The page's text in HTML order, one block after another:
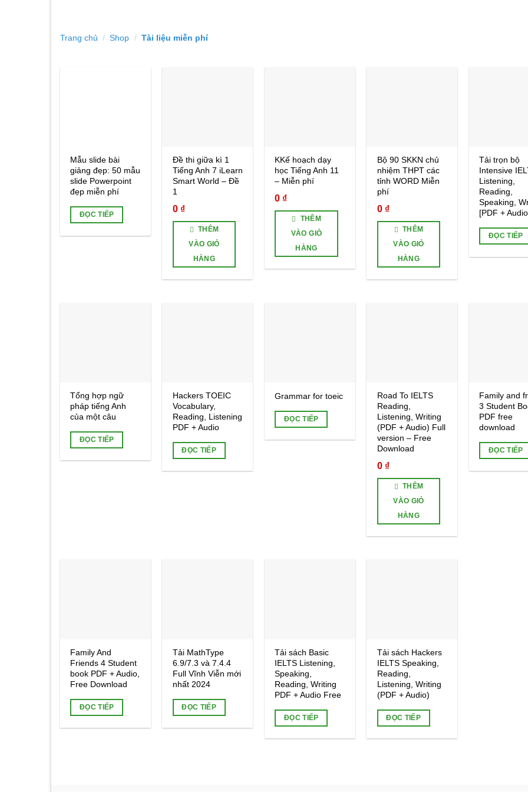
Trang chủ / Shop / Tài liệu miễn phí
Mẫu slide bài
giảng đẹp: 50 mẫu
slide Powerpoint
đẹp miễn phí
ĐỌC TIẾP
Đề thi giữa kì 1
Tiếng Anh 7 iLearn
Smart World – Đề
1
0 ₫
THÊM
VÀO GIỎ
HÀNG
KKế hoạch dạy
học Tiếng Anh 11
– Miễn phí
0 ₫
THÊM
VÀO GIỎ
HÀNG
Bộ 90 SKKN chủ
nhiệm THPT các
tỉnh WORD Miễn
phí
0 ₫
THÊM
VÀO GIỎ
HÀNG
Tải trọn bộ
Intensive
Listening,
Reading,
Speaking,
[PDF +
ĐỌC TIẾP
Tổng hợp ngữ
pháp tiếng Anh
của một câu
ĐỌC TIẾP
Hackers TOEIC
Vocabulary,
Reading, Listening
PDF + Audio
ĐỌC TIẾP
Grammar for toeic
ĐỌC TIẾP
Road To IELTS
Reading,
Listening, Writing
(PDF + Audio) Full
version – Free
Download
0 ₫
THÊM
VÀO GIỎ
HÀNG
Family and
3 Student
PDF free
download
ĐỌC TIẾP
Family And
Friends 4 Student
book PDF + Audio,
Free Download
ĐỌC TIẾP
Tải MathType
6.9/7.3 và 7.4.4
Full Vĩnh Viễn mới
nhất 2024
ĐỌC TIẾP
Tải sách Basic
IELTS Listening,
Speaking,
Reading, Writing
PDF + Audio Free
ĐỌC TIẾP
Tải sách Hackers
IELTS Speaking,
Reading,
Listening, Writing
(PDF + Audio)
ĐỌC TIẾP